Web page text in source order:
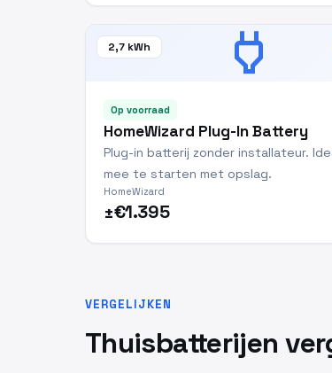
power
2,7 kWh
Op voorraad
HomeWizard Plug-In Battery
Plug-in batterij zonder installateur.
mee te starten met opslag.
HomeWizard
±€1.395
VERGELIJKEN
Thuisbatterijen